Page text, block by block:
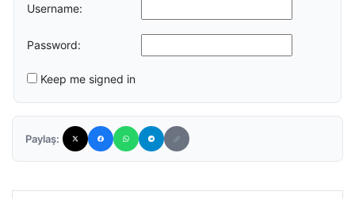
Username:
Password:
Keep me signed in
Paylaş: